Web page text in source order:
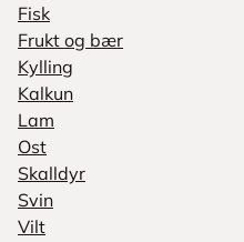
Fisk
Frukt og bær
Kylling
Kalkun
Lam
Ost
Skalldyr
Svin
Vilt